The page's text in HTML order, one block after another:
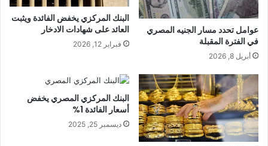
عوامل تحدد مسار الجنيه المصري
في الفترة المقبلة
أبريل 8, 2026
البنك المركزي يخفض الفائدة ويثبت
العائد على شهادات الادخار
فبراير 12, 2026
البنك المركزي المصري يخفض
أسعار الفائدة 1%
ديسمبر 25, 2025